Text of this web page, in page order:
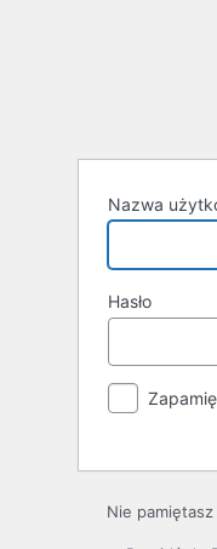
Nazwa
Hasło
Nie pamiętasz